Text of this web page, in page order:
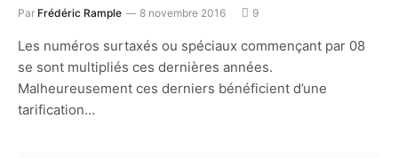
Par Frédéric Rample 8 novembre 2016 9
Les numéros surtaxés ou spéciaux commençant par 08
se sont multipliés ces dernières années.
Malheureusement ces derniers bénéficient d’une
tarification…